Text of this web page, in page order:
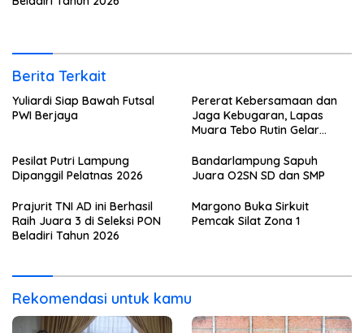
Berita Terkait
Yuliardi Siap Bawah Futsal
PWI Berjaya
Pererat Kebersamaan dan
Jaga Kebugaran, Lapas
Muara Tebo Rutin Gelar
Pesilat Putri Lampung
Dipanggil Pelatnas 2026
Bandarlampung Sapuh
Juara O2SN SD dan SMP
Prajurit TNI AD ini Berhasil
Raih Juara 3 di Seleksi PON
Beladiri Tahun 2026
Margono Buka Sirkuit
Pemcak Silat Zona 1
Rekomendasi untuk kamu